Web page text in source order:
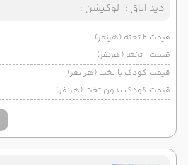
دید اتاق :-لوکیشن :-
قیمت 2 تخته (هرنفر)
قیمت 1 تخته (هرنفر)
قیمت کودک با تخت (هر نفر)
قیمت کودک بدون تخت (هرنفر)